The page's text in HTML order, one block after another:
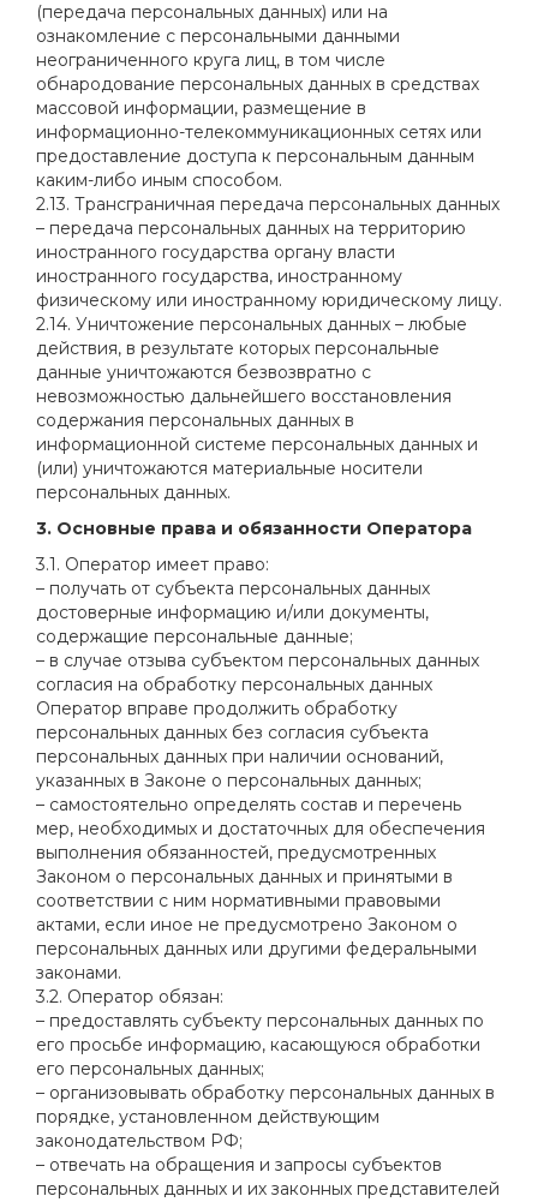
(передача персональных данных) или на
ознакомление с персональными данными
неограниченного круга лиц, в том числе
обнародование персональных данных в средствах
массовой информации, размещение в
информационно-телекоммуникационных сетях или
предоставление доступа к персональным данным
каким-либо иным способом.
2.13. Трансграничная передача персональных данных
– передача персональных данных на территорию
иностранного государства органу власти
иностранного государства, иностранному
физическому или иностранному юридическому лицу.
2.14. Уничтожение персональных данных – любые
действия, в результате которых персональные
данные уничтожаются безвозвратно с
невозможностью дальнейшего восстановления
содержания персональных данных в
информационной системе персональных данных и
(или) уничтожаются материальные носители
персональных данных.
3. Основные права и обязанности Оператора
3.1. Оператор имеет право:
– получать от субъекта персональных данных
достоверные информацию и/или документы,
содержащие персональные данные;
– в случае отзыва субъектом персональных данных
согласия на обработку персональных данных
Оператор вправе продолжить обработку
персональных данных без согласия субъекта
персональных данных при наличии оснований,
указанных в Законе о персональных данных;
– самостоятельно определять состав и перечень
мер, необходимых и достаточных для обеспечения
выполнения обязанностей, предусмотренных
Законом о персональных данных и принятыми в
соответствии с ним нормативными правовыми
актами, если иное не предусмотрено Законом о
персональных данных или другими федеральными
законами.
3.2. Оператор обязан:
– предоставлять субъекту персональных данных по
его просьбе информацию, касающуюся обработки
его персональных данных;
– организовывать обработку персональных данных в
порядке, установленном действующим
законодательством РФ;
– отвечать на обращения и запросы субъектов
персональных данных и их законных представителей